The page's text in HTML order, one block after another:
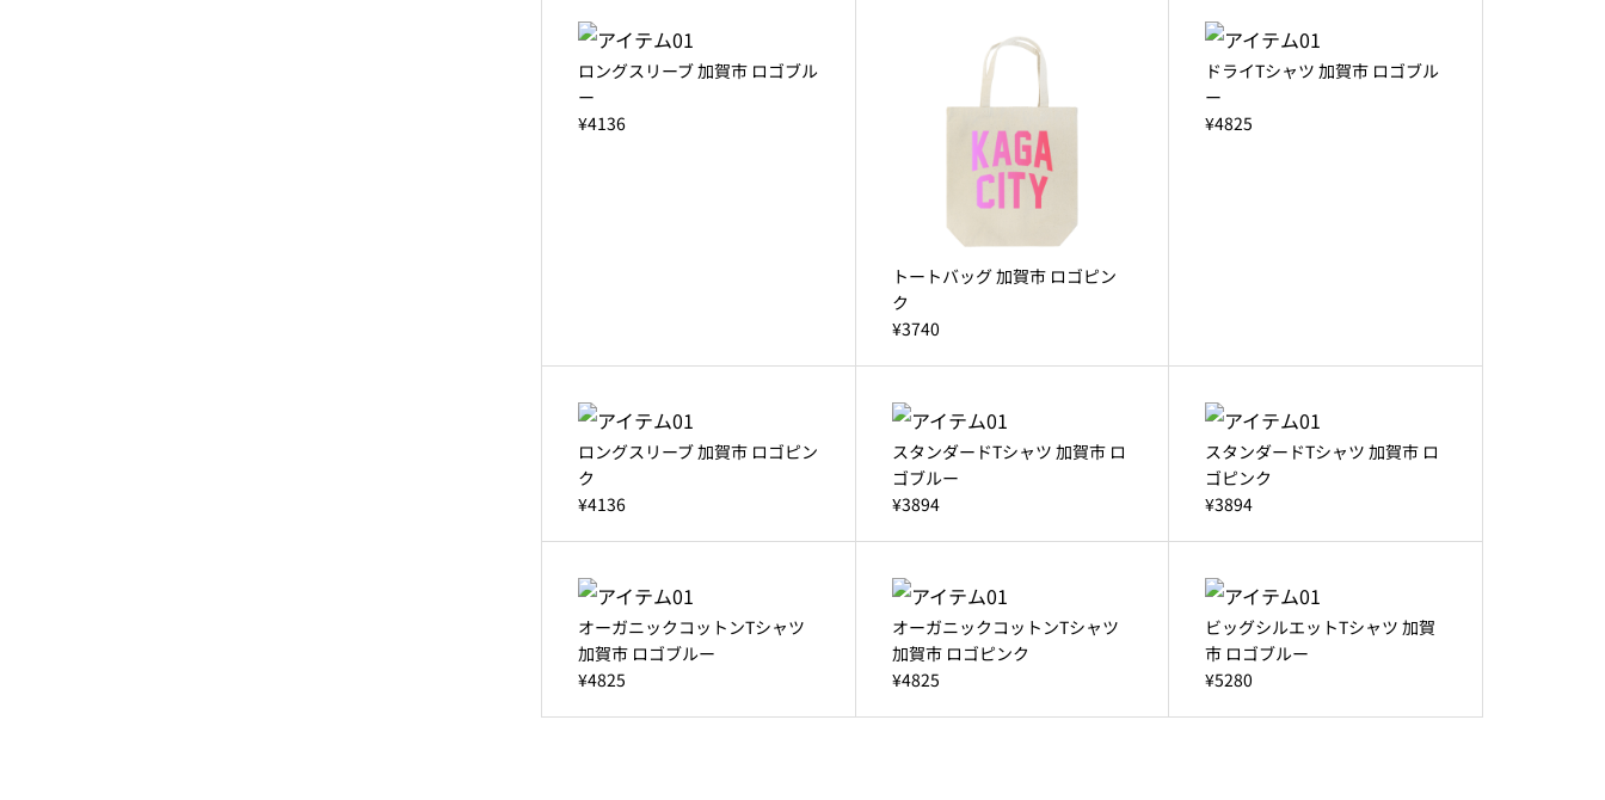
ロングスリーブ 加賀市 ロゴブル
ー
¥4136
トートバッグ 加賀市 ロゴピン
ク
¥3740
ドライTシャツ 加賀市 ロゴブル
ー
¥4825
ロングスリーブ 加賀市 ロゴピン
ク
¥4136
スタンダードTシャツ 加賀市 ロ
ゴブルー
¥3894
スタンダードTシャツ 加賀市 ロ
ゴピンク
¥3894
オーガニックコットンTシャツ
加賀市 ロゴブルー
¥4825
オーガニックコットンTシャツ
加賀市 ロゴピンク
¥4825
ビッグシルエットTシャツ 加賀
市 ロゴブルー
¥5280